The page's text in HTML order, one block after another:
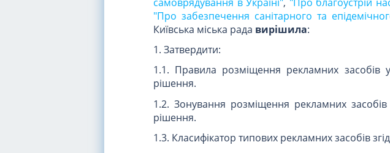
"Про забезпечення санітарного та
Київська міська рада вирішила:
1. Затвердити:
1.1. Правила розміщення рекламних засобів
рішення.
1.2. Зонування розміщення рекламних
рішення.
1.3. Класифікатор типових рекламних засобів